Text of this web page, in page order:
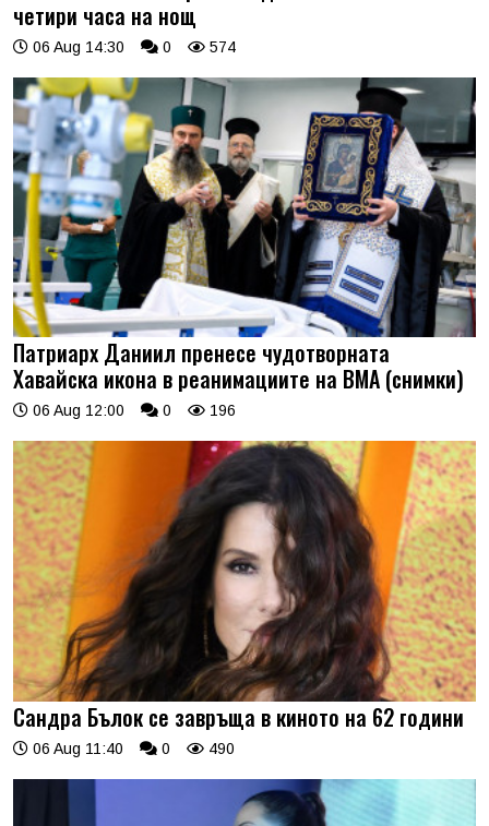
четири часа на нощ
06 Aug 14:30 0 574
Патриарх Даниил пренесе чудотворната
Хавайска икона в реанимациите на ВМА (снимки)
06 Aug 12:00 0 196
Сандра Бълок се завръща в киното на 62 години
06 Aug 11:40 0 490